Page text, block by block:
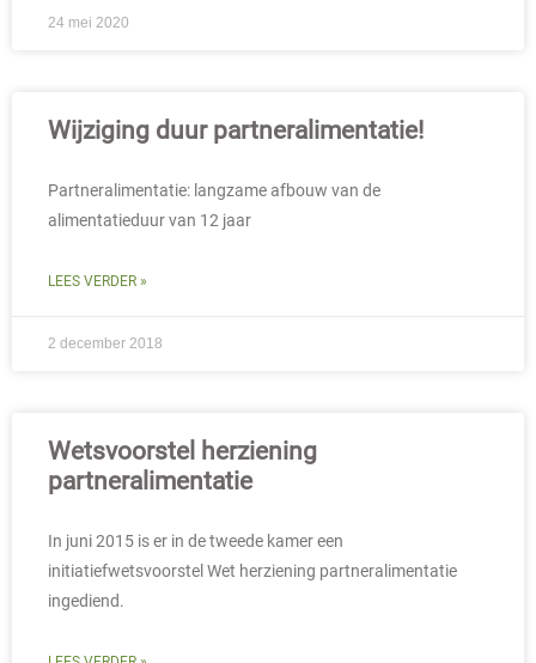
24 mei 2020
Wijziging duur partneralimentatie!
Partneralimentatie: langzame afbouw van de
alimentatieduur van 12 jaar
LEES VERDER »
2 december 2018
Wetsvoorstel herziening
partneralimentatie
In juni 2015 is er in de tweede kamer een
initiatiefwetsvoorstel Wet herziening partneralimentatie
ingediend.